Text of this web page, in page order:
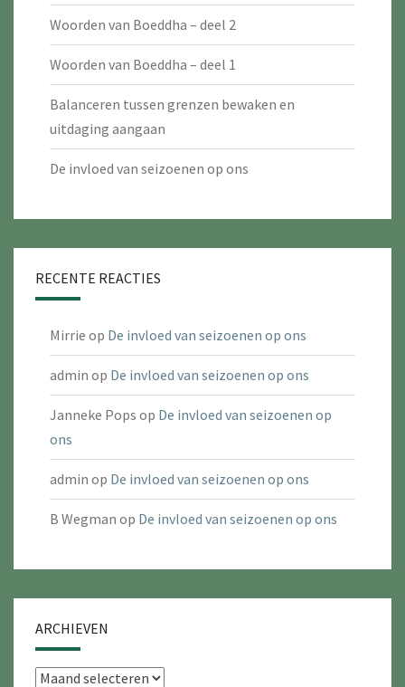
Woorden van Boeddha – deel 2
Woorden van Boeddha – deel 1
Balanceren tussen grenzen bewaken en
uitdaging aangaan
De invloed van seizoenen op ons
RECENTE REACTIES
Mirrie op De invloed van seizoenen op ons
admin op De invloed van seizoenen op ons
Janneke Pops op De invloed van seizoenen op
ons
admin op De invloed van seizoenen op ons
B Wegman op De invloed van seizoenen op ons
ARCHIEVEN
Archieven